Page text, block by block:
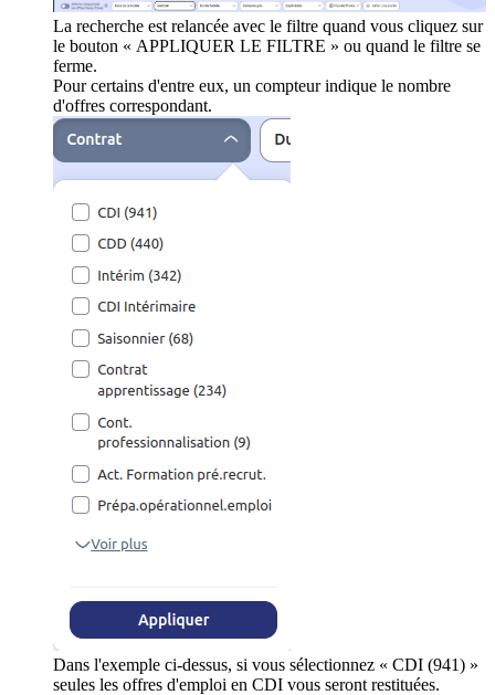
La recherche est relancée avec le filtre quand vous cliquez sur
le bouton « APPLIQUER LE FILTRE » ou quand le filtre se
ferme.
Pour certains d'entre eux, un compteur indique le nombre
d'offres correspondant.
Dans l'exemple ci-dessus, si vous sélectionnez « CDI (941) »
seules les offres d'emploi en CDI vous seront restituées.